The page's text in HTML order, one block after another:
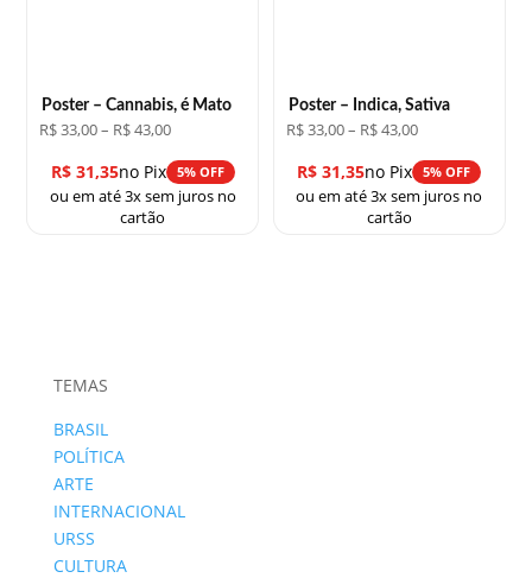
Poster – Cannabis, é Mato
R$33,00– R$43,00Faixa
preço:
R$ 33,00
através
R$31,35no Pix 5% OFF
ou em até 3x sem juros no
cartão
Poster – Indica, Sativa
R$33,00– R$43,00Faixa
preço:
R$ 33,00
através
R$ 31,35no Pix 5% OFF
ou em até 3x sem juros no
cartão
TEMAS
BRASIL
POLÍTICA
ARTE
INTERNACIONAL
URSS
CULTURA